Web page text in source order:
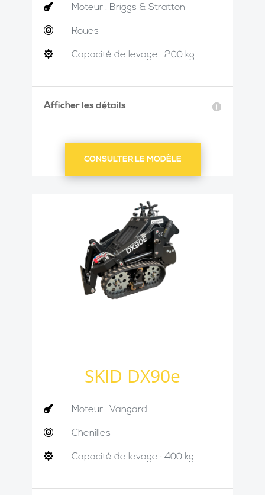
 Moteur : Briggs & Stratton
 Roues
 Capacité de levage : 200 kg
Afficher les détails
CONSULTER LE MODÈLE
SKID DX90e
 Moteur : Vangard
 Chenilles
 Capacité de levage : 400 kg